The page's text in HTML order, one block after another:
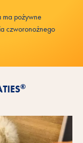
ma pożywne
czworonożnego
®